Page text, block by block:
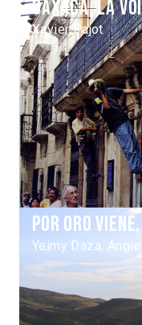
Oaxaca, la
Xavier Pajot
Por oro viene,
Yeimy Daza, Angie